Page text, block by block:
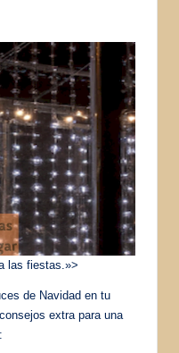
las fiestas.»>
de Navidad en tu
extra para una